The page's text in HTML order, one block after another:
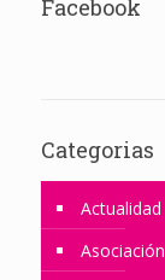
Facebook
Categorias
Actualidad
Asociación